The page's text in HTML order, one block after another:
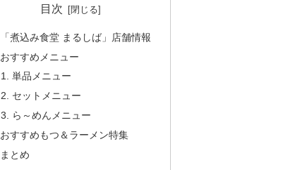
目次
「煮込み食堂 まるしば」店舗情報
おすすめメニュー
単品メニュー
セットメニュー
ら～めんメニュー
おすすめもつ＆ラーメン特集
まとめ